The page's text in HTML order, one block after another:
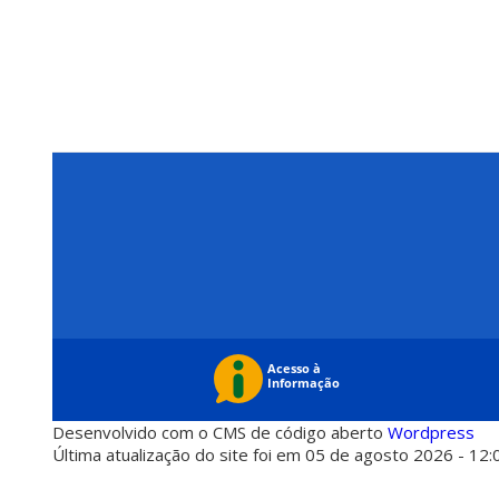
Desenvolvido com o CMS de código aberto Wordpress
Última atualização do site foi em 05 de agosto 2026 -